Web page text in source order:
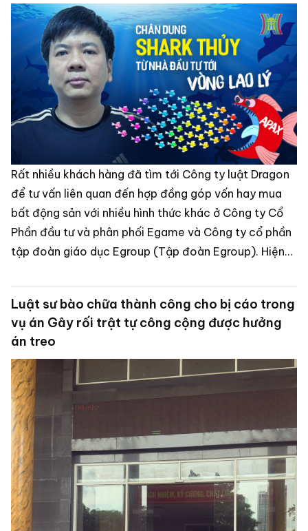
Rất nhiều khách hàng đã tìm tới Công ty luật Dragon
để tư vấn liên quan đến hợp đồng góp vốn hay mua
bất động sản với nhiều hình thức khác ở Công ty Cổ
Phần đầu tư và phân phối Egame và Công ty cổ phần
tập đoàn giáo dục Egroup (Tập đoàn Egroup). Hiện
làm rõ hành vi lừa đảo của Bị Can Nguyễn Ngọc Thủy
tức Shark Thủy.
Luật sư bào chữa thành công cho bị cáo trong
vụ án Gây rối trật tự công cộng được hưởng
án treo